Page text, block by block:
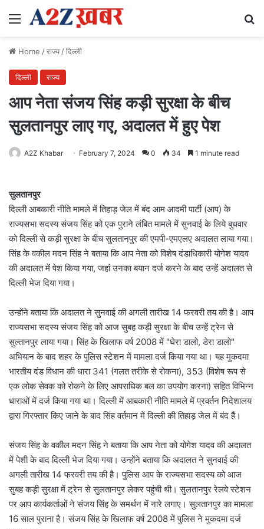
Menu
Home /राज्य/दिल्ली
दिल्ली राज्य
आप नेता संजय सिंह कड़ी सुरक्षा के बीच
सुलतानपुर लाए गए, अदालत में हुए पेश
A2Z Khabar February 7, 2024 0 34 1 minute read
सुलतानपुर
दिल्ली आबकारी नीति मामले में तिहाड़ जेल में बंद आम आदमी पार्टी (आप) के
राज्यसभा सदस्य संजय सिंह को एक पुराने लंबित मामले में सुनवाई के लिये बुधवार
को दिल्ली से कड़ी सुरक्षा के बीच सुलतानपुर की एमपी-एमएलए अदालत लाया गया।
सिंह के वकील मदन सिंह ने बताया कि आप नेता को विशेष दंडाधिकारी योगेश यादव
की अदालत में पेश किया गया, जहां उनका बयान दर्ज करने के बाद उन्हें अदालत से
दिल्ली भेज दिया गया।
उन्होंने बताया कि अदालत ने सुनवाई की अगली तारीख 14 फरवरी तय की है। आप
राज्यसभा सदस्य संजय सिंह को आज सुबह कड़ी सुरक्षा के बीच उन्हें ट्रेन से
सुल्तानपुर लाया गया। सिंह के खिलाफ वर्ष 2008 में "घेरा डालो, डेरा डालो"
अभियान के बाद शहर के पुलिस स्टेशन में मामला दर्ज किया गया था। यह मुकदमा
भारतीय दंड विधान की धारा 341 (गलत तरीके से रोकना), 353 (विशेष रूप से
एक लोक सेवक को रोकने के लिए आपराधिक बल का उपयोग करना) सहित विभिन्न
धाराओं में दर्ज किया गया था। दिल्ली में आबकारी नीति मामले में प्रवर्तन निदेशालय
द्वारा गिरफ्तार किए जाने के बाद सिंह वर्तमान में दिल्ली की तिहाड़ जेल में बंद हैं।
संजय सिंह के वकील मदन सिंह ने बताया कि आप नेता को योगेश यादव की अदालत
में पेशी के बाद दिल्ली भेज दिया गया। उन्होंने बताया कि अदालत ने सुनवाई की
अगली तारीख 14 फरवरी तय की है। पुलिस आप के राज्यसभा सदस्य को आज
सुबह कड़ी सुरक्षा में ट्रेन से सुलतानपुर लेकर पहुंची थी। सुलतानपुर रेलवे स्टेशन
पर आप कार्यकर्ताओं ने संजय सिंह के समर्थन में नारे लगाए। सुलतानपुर का मामला
16 साल पुराना है। संजय सिंह के खिलाफ वर्ष 2008 में पुलिस ने मुकदमा दर्ज